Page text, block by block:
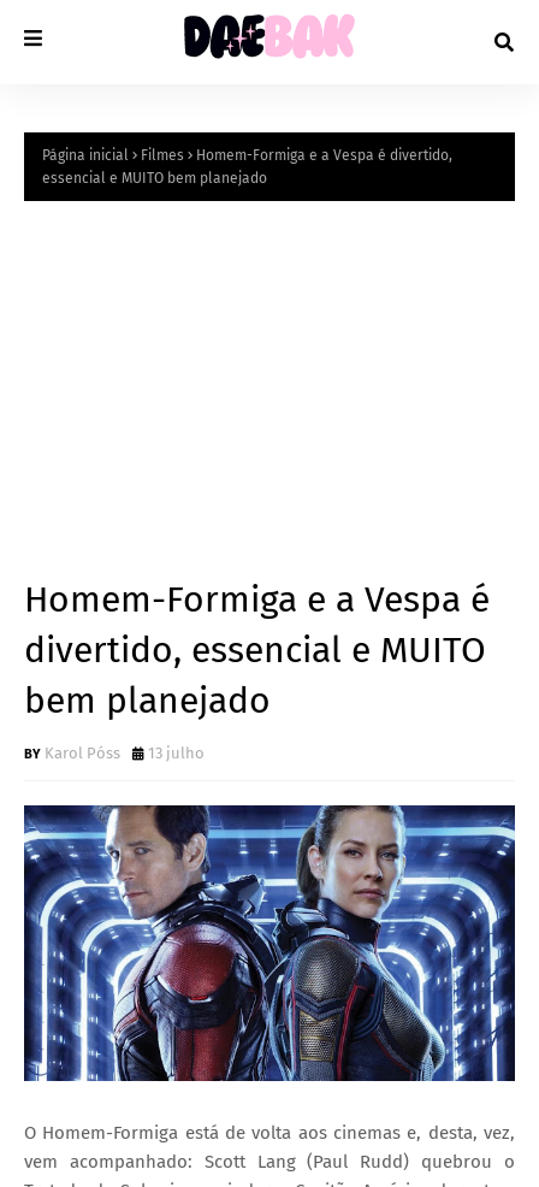
Página inicial Filmes
Homem-Formiga e a Vespa é divertido,
essencial e MUITO bem planejado
Homem-Formiga e a Vespa é
divertido, essencial e MUITO
bem planejado
Karol Póss 13 julho
O Homem-Formiga está de volta aos cinemas e, desta, vez,
vem acompanhado: Scott Lang (Paul Rudd) quebrou o